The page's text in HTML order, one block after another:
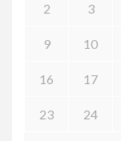
2 3
9 10
16 17
23 24